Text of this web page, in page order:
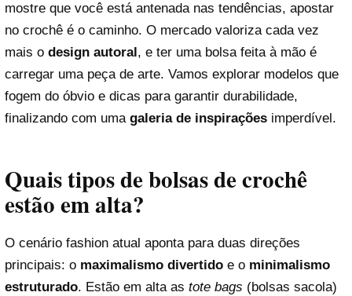
mostre que você está antenada nas tendências, apostar
no crochê é o caminho. O mercado valoriza cada vez
mais o design autoral , e ter uma bolsa feita à mão é
carregar uma peça de arte. Vamos explorar modelos que
fogem do óbvio e dicas para garantir durabilidade,
finalizando com uma galeria de inspirações imperdível.
Quais tipos de bolsas de crochê
estão em alta?
O cenário fashion atual aponta para duas direções
principais: o maximalismo divertido e o minimalismo
estruturado. Estão em alta as tote bags (bolsas sacola)